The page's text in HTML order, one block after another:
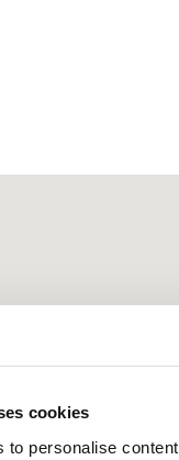
cookies
to personalise